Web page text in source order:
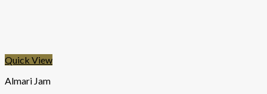
Quick View
Almari Jam